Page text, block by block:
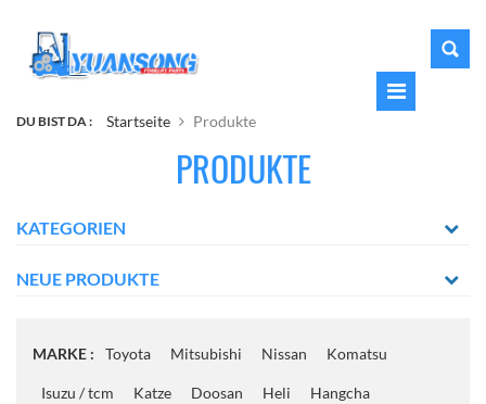
DU BIST DA : Startseite Produkte
PRODUKTE
KATEGORIEN
NEUE PRODUKTE
MARKE : Toyota Mitsubishi Nissan Komatsu
Isuzu / tcm Katze Doosan Heli Hangcha